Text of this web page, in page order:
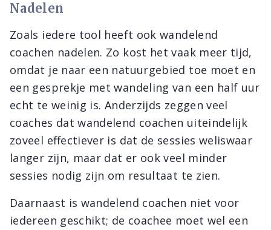
Nadelen
Zoals iedere tool heeft ook wandelend
coachen nadelen. Zo kost het vaak meer tijd,
omdat je naar een natuurgebied toe moet en
een gesprekje met wandeling van een half uur
echt te weinig is. Anderzijds zeggen veel
coaches dat wandelend coachen uiteindelijk
zoveel effectiever is dat de sessies weliswaar
langer zijn, maar dat er ook veel minder
sessies nodig zijn om resultaat te zien.
Daarnaast is wandelend coachen niet voor
iedereen geschikt; de coachee moet wel een